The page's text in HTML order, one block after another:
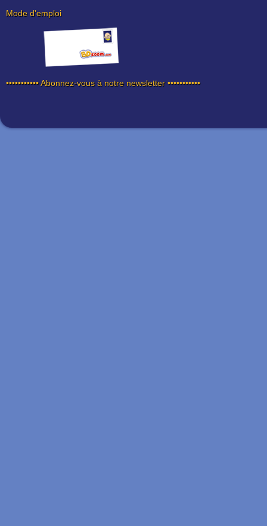
Mode d'emploi
••••••••••• Abonnez-vous à notre newsletter •••••••••••